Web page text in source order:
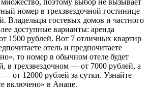
номер в трехзвездочной гостинице
Владельцы гостевых домов и частного
доступные варианты: аренда
1500 рублей. Вот 7 отличных квартир
отель и предпочитаете
то номер в обычном отеле будет
в трехзвездочном — от 7000 рублей, а
— от 12000 рублей за сутки. Узнайте
включено» в Анапе.